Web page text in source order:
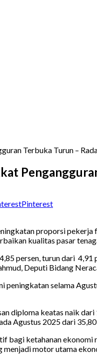
Terbuka Turun –
Pinterest
proporsi
kualitas pasar
persen, turun dari
Deputi Bidang
selama
diploma keatas naik
Agustus 2025 dari
bagi ketahanan
motor utama